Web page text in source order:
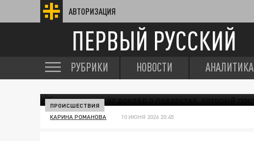
АВТОРИЗАЦИЯ
ПЕРВЫЙ РУССКИЙ
РУБРИКИ НОВОСТИ АНАЛИТИКА
ПРОИСШЕСТВИЯ
КАРИНА РОМАНОВА 10 ИЮНЯ 2026 20:45